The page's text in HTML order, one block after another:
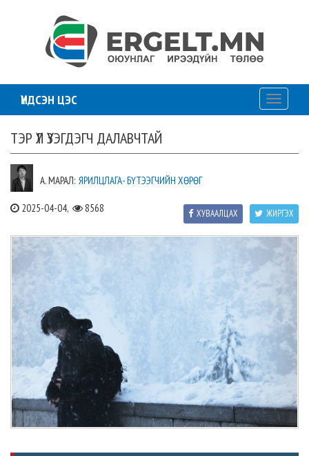
ҮНДСЭН ЦЭС
Toggle
ТЭР ҮЛ ҮЗЭГДЭГЧ ДАЛАВЧТАЙ
А. МАРАЛ: ЯРИЛЦЛАГА- БҮТЭЭГЧИЙН ХӨРӨГ
2025-04-04, 8568 ЖИРГЭХ
ХУВААЛЦАХ